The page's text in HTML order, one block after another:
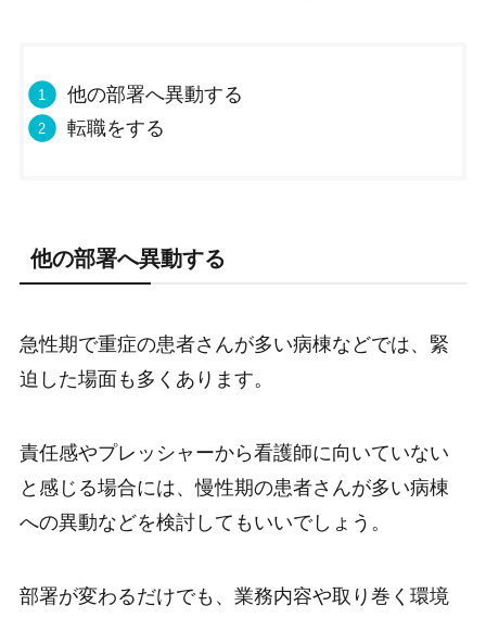
他の部署へ異動する
転職をする
他の部署へ異動する
急性期で重症の患者さんが多い病棟などでは、緊
迫した場面も多くあります。
責任感やプレッシャーから看護師に向いていない
と感じる場合には、慢性期の患者さんが多い病棟
への異動などを検討してもいいでしょう。
部署が変わるだけでも、業務内容や取り巻く環境